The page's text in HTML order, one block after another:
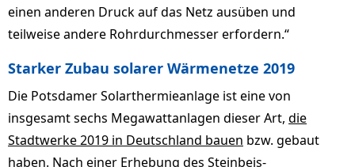
einen anderen Druck auf das Netz ausüben und
teilweise andere Rohrdurchmesser erfordern.“
Starker Zubau solarer Wärmenetze 2019
Die Potsdamer Solarthermieanlage ist eine von
insgesamt sechs Megawattanlagen dieser Art, die
Stadtwerke 2019 in Deutschland bauen bzw. gebaut
haben. Nach einer Erhebung des Steinbeis-